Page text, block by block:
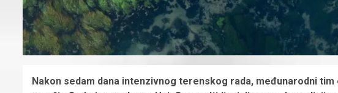
Nakon sedam dana intenzivnog terenskog rada, međunarodni